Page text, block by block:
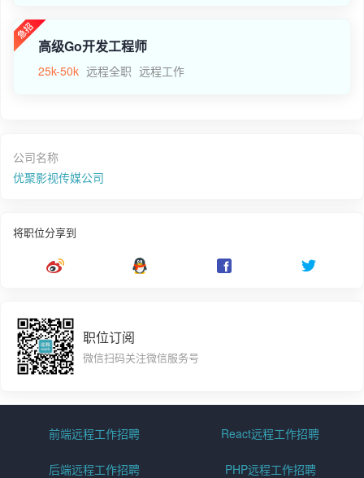
高级Go开发工程师
25k-50k 远程全职 远程工作
公司名称
优聚影视传媒公司
将职位分享到
职位订阅
微信扫码关注微信服务号
前端远程工作招聘 React远程工作招聘
后端远程工作招聘 PHP远程工作招聘